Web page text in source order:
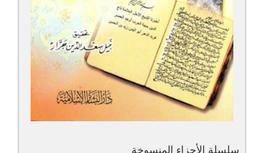
سلسلة الأجزاء المنسوخة